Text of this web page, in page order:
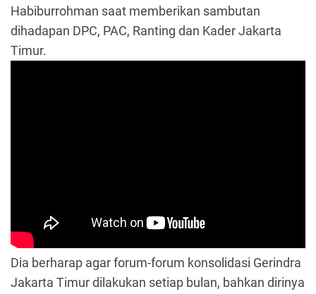
Habiburrohman saat memberikan sambutan
dihadapan DPC, PAC, Ranting dan Kader Jakarta
Timur.
Dia berharap agar forum-forum konsolidasi Gerindra
Jakarta Timur dilakukan setiap bulan, bahkan dirinya